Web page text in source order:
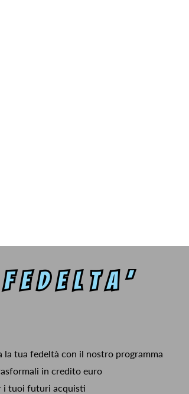
tua fedeltà con il nostro programma
in credito euro
i tuoi futuri acquisti